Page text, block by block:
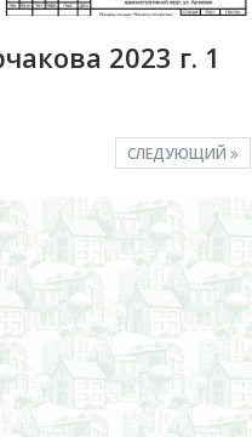
2023 г. 1
СЛЕДУЮЩИЙ